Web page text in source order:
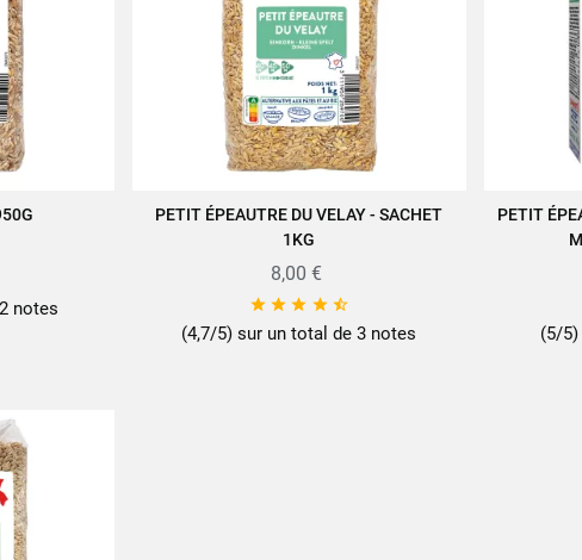
notes
AJOUTER AU PANIER
PETIT ÉPEAUTRE DU VELAY - SACHET
1KG
8,00 €
    
(4,7/5) sur un total de 3 notes
PETIT
(5/